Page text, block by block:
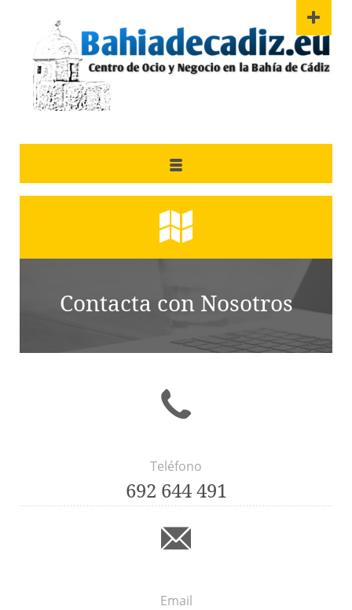
Contacta con Nosotros
Teléfono
692 644 491
Email